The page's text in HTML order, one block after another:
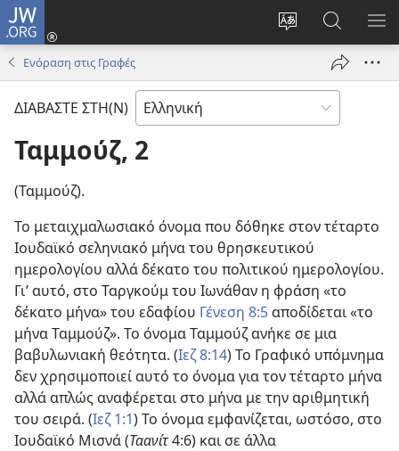
JW.ORG
Αλλαγή
γλώσσας
ιστότοπου
Σύνδεση
(ανοίγει
παράθυρο)
στο
JW.ORG
Ενόραση στις Γραφές
ΔΙΑΒΑΣΤΕ ΣΤΗ(Ν)
Ταμμούζ, 2
(Ταμμούζ).
Το μεταιχμαλωσιακό όνομα που δόθηκε στον τέταρτο
Ιουδαϊκό σεληνιακό μήνα του θρησκευτικού
ημερολογίου αλλά δέκατο του πολιτικού ημερολογίου.
Γι’ αυτό, στο Ταργκούμ του Ιωνάθαν η φράση «το
δέκατο μήνα» του εδαφίου Γένεση 8:5αποδίδεται «το
μήνα Ταμμούζ». Το όνομα Ταμμούζ ανήκε σε μια
βαβυλωνιακή θεότητα. (Ιεζ 8:14) Το Γραφικό υπόμνημα
δεν χρησιμοποιεί αυτό το όνομα για τον τέταρτο μήνα
αλλά απλώς αναφέρεται στο μήνα με την αριθμητική
του σειρά. (Ιεζ 1:1) Το όνομα εμφανίζεται, ωστόσο, στο
Ιουδαϊκό Μισνά (Ταανίτ4:6) και σε άλλα